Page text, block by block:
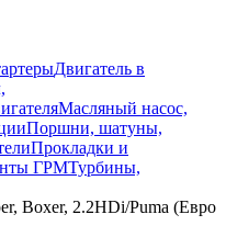
Двигатель в
Масляный насос,
Поршни, шатуны,
Прокладки и
ГРМТурбины,
Boxer, 2.2HDi/Puma (Евро